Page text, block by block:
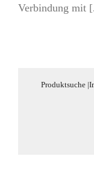
Verbindung mit
Produktsuche |